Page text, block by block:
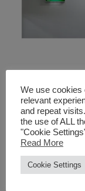
Φωτιστικό
We use cookies
relevant
and repeat
the use of ALL
"Cookie
Read More
Cookie Settings